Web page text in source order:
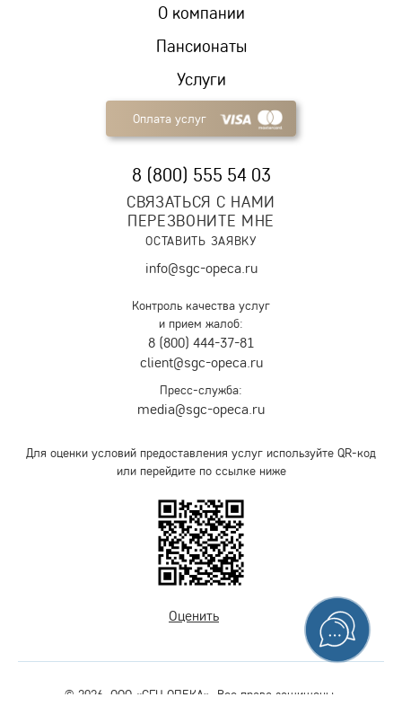
Пансионаты
Услуги
О компании
Оплата услуг
8 (800) 555 54 03
СВЯЗАТЬСЯ С НАМИ
ПЕРЕЗВОНИТЕ МНЕ
ОСТАВИТЬ ЗАЯВКУ
info@sgc-opeca.ru
Контроль качества услуг
и прием жалоб:
8 (800) 444-37-81
client@sgc-opeca.ru
Пресс-служба:
media@sgc-opeca.ru
Для оценки условий предоставления услуг используйте QR-код
или перейдите по ссылке ниже
Оценить
© 2026. ООО «СГЦ ОПЕКА». Все права защищены.